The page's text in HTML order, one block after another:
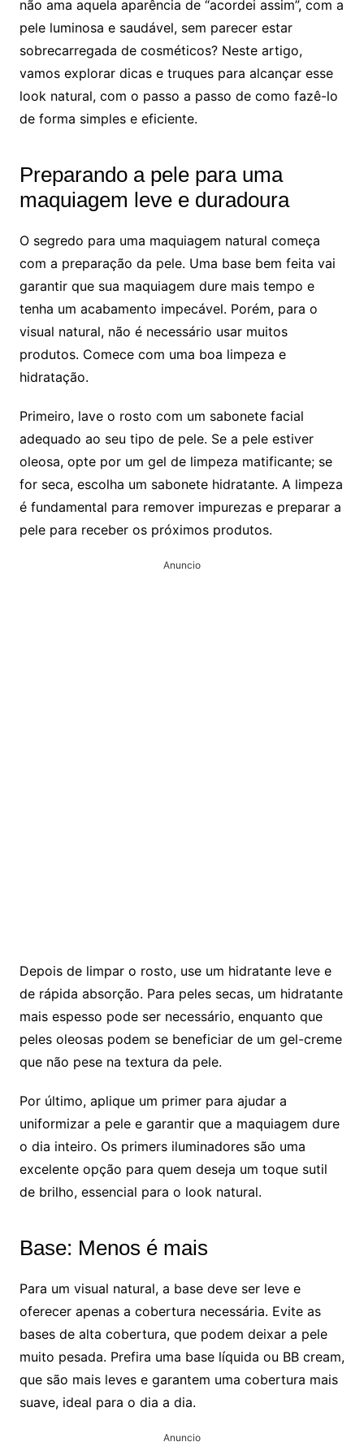
não ama aquela aparência de “acordei assim”, com a
pele luminosa e saudável, sem parecer estar
sobrecarregada de cosméticos? Neste artigo,
vamos explorar dicas e truques para alcançar esse
look natural, com o passo a passo de como fazê-lo
de forma simples e eficiente.
Preparando a pele para uma
maquiagem leve e duradoura
O segredo para uma maquiagem natural começa
com a preparação da pele. Uma base bem feita vai
garantir que sua maquiagem dure mais tempo e
tenha um acabamento impecável. Porém, para o
visual natural, não é necessário usar muitos
produtos. Comece com uma boa limpeza e
hidratação.
Primeiro, lave o rosto com um sabonete facial
adequado ao seu tipo de pele. Se a pele estiver
oleosa, opte por um gel de limpeza matificante; se
for seca, escolha um sabonete hidratante. A limpeza
é fundamental para remover impurezas e preparar a
pele para receber os próximos produtos.
Anuncio
Depois de limpar o rosto, use um hidratante leve e
de rápida absorção. Para peles secas, um hidratante
mais espesso pode ser necessário, enquanto que
peles oleosas podem se beneficiar de um gel-creme
que não pese na textura da pele.
Por último, aplique um primer para ajudar a
uniformizar a pele e garantir que a maquiagem dure
o dia inteiro. Os primers iluminadores são uma
excelente opção para quem deseja um toque sutil
de brilho, essencial para o look natural.
Base: Menos é mais
Para um visual natural, a base deve ser leve e
oferecer apenas a cobertura necessária. Evite as
bases de alta cobertura, que podem deixar a pele
muito pesada. Prefira uma base líquida ou BB cream,
que são mais leves e garantem uma cobertura mais
suave, ideal para o dia a dia.
Anuncio